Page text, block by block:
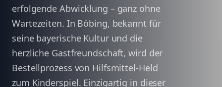
erfolgende Abwicklung – ganz ohne
Wartezeiten. In Böbing, bekannt für
seine bayerische Kultur und die
herzliche Gastfreundschaft, wird der
Bestellprozess von Hilfsmittel-Held
zum Kinderspiel. Einzigartig in dieser